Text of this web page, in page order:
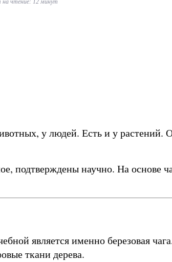
у людей. Есть и у растений.
подтверждены научно. На основе
является именно березовая
ткани дерева.